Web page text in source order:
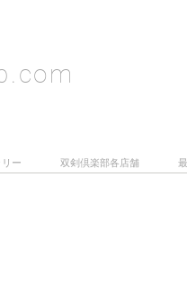
ー 双剣倶楽部各店舗